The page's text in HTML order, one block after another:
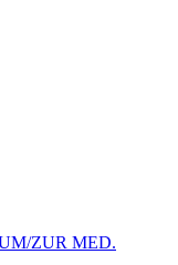
ZUR MED.